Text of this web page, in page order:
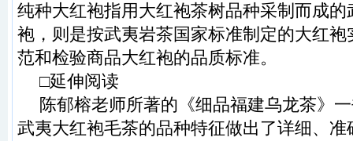
纯种大红袍指用大红袍茶树品种采制而成
袍，则是按武夷岩茶国家标准制定的大红
范和检验商品大红袍的品质标准。
□延伸阅读
陈郁榕老师所著的《细品福建乌龙茶》
武夷大红袍毛茶的品种特征做出了详细、